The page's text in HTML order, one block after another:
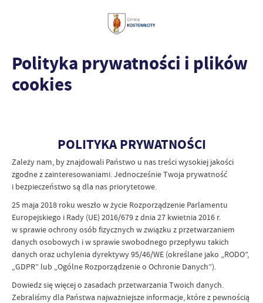
Polityka prywatności i plików
cookies
POLITYKA PRYWATNOŚCI
Zależy nam, by znajdowali Państwo u nas treści wysokiej jakości
zgodne z zainteresowaniami. Jednocześnie Twoja prywatność
i bezpieczeństwo są dla nas priorytetowe.
25 maja 2018 roku weszło w życie Rozporządzenie Parlamentu
Europejskiego i Rady (UE) 2016/679 z dnia 27 kwietnia 2016 r.
w sprawie ochrony osób fizycznych w związku z przetwarzaniem
danych osobowych i w sprawie swobodnego przepływu takich
danych oraz uchylenia dyrektywy 95/46/WE (określane jako „RODO”,
„GDPR” lub „Ogólne Rozporządzenie o Ochronie Danych”).
Dowiedz się więcej o zasadach przetwarzania Twoich danych.
Zebraliśmy dla Państwa najważniejsze informacje, które z pewnością